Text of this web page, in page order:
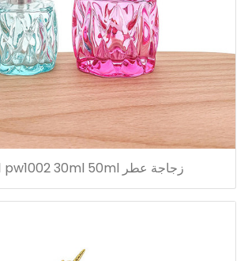
زجاجة عطر pw1001 pw1002 30ml 50ml